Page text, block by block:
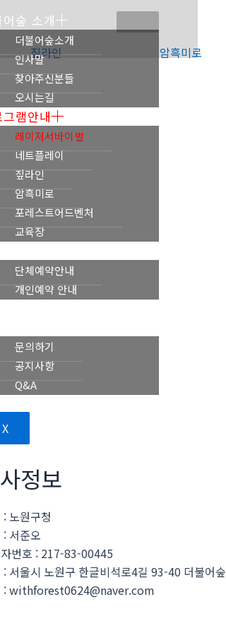
어숲 소개
더불어숲소개
인사말
찾아주신분들
오시는길
그램안내
레이저서바이벌
네트플레이
짚라인
암흑미로
포레스트어드벤처
교육장
단체예약안내
개인예약 안내
문의하기
공지사항
Q&A
X
짚라인 암흑미로
정보
: 노원구청
: 서준오
번호 : 217-83-00445
: 서울시 노원구 한글비석로4길 93-40 더불어숲
: withforest0624@naver.com